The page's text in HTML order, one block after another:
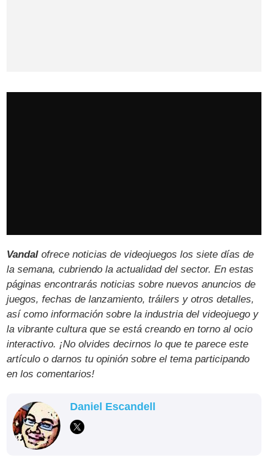
Vandal ofrece noticias de videojuegos los siete días de
la semana, cubriendo la actualidad del sector. En estas
páginas encontrarás noticias sobre nuevos anuncios de
juegos, fechas de lanzamiento, tráilers y otros detalles,
así como información sobre la industria del videojuego y
la vibrante cultura que se está creando en torno al ocio
interactivo. ¡No olvides decirnos lo que te parece este
artículo o darnos tu opinión sobre el tema participando
en los comentarios!
Daniel Escandell